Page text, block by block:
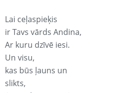
Lai ceļaspieķis
ir Tavs vārds Andina,
Ar kuru dzīvē iesi.
Un visu,
kas būs ļauns un
slikts,